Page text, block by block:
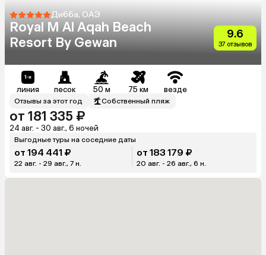
Дибба, ОАЭ
Royal M Al Aqah Beach
Resort By Gewan
9.6
37 отзывов
линия песок 50 м 75 км везде
Отзывы за этот год Собственный пляж
от 181 335 ₽
24 авг. - 30 авг., 6 ночей
Выгодные туры на соседние даты
от 194 441 ₽
22 авг. - 29 авг., 7 н.
от 183 179 ₽
20 авг. - 26 авг., 6 н.